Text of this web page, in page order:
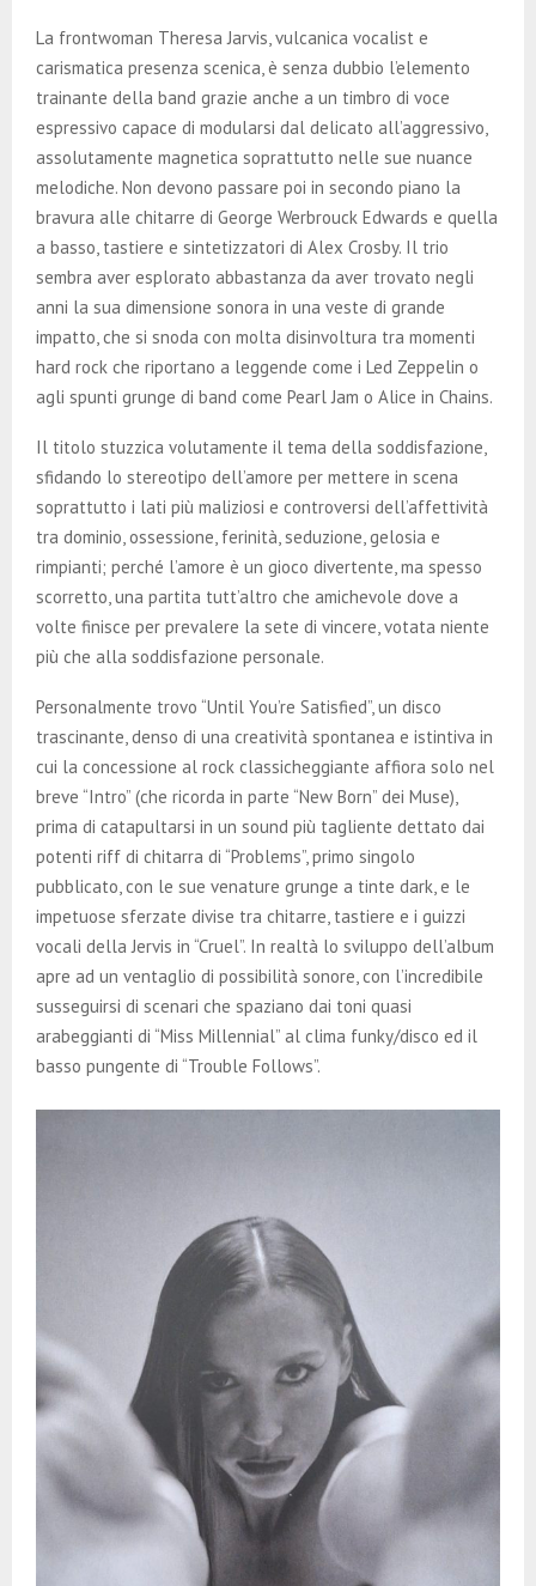
La frontwoman Theresa Jarvis, vulcanica vocalist e
carismatica presenza scenica, è senza dubbio l’elemento
trainante della band grazie anche a un timbro di voce
espressivo capace di modularsi dal delicato all’aggressivo,
assolutamente magnetica soprattutto nelle sue nuance
melodiche. Non devono passare poi in secondo piano la
bravura alle chitarre di George Werbrouck Edwards e quella
a basso, tastiere e sintetizzatori di Alex Crosby. Il trio
sembra aver esplorato abbastanza da aver trovato negli
anni la sua dimensione sonora in una veste di grande
impatto, che si snoda con molta disinvoltura tra momenti
hard rock che riportano a leggende come i Led Zeppelin o
agli spunti grunge di band come Pearl Jam o Alice in Chains.
Il titolo stuzzica volutamente il tema della soddisfazione,
sfidando lo stereotipo dell’amore per mettere in scena
soprattutto i lati più maliziosi e controversi dell’affettività
tra dominio, ossessione, ferinità, seduzione, gelosia e
rimpianti; perché l’amore è un gioco divertente, ma spesso
scorretto, una partita tutt’altro che amichevole dove a
volte finisce per prevalere la sete di vincere, votata niente
più che alla soddisfazione personale.
Personalmente trovo “Until You’re Satisfied”, un disco
trascinante, denso di una creatività spontanea e istintiva in
cui la concessione al rock classicheggiante affiora solo nel
breve “Intro” (che ricorda in parte “New Born” dei Muse),
prima di catapultarsi in un sound più tagliente dettato dai
potenti riff di chitarra di “Problems”, primo singolo
pubblicato, con le sue venature grunge a tinte dark, e le
impetuose sferzate divise tra chitarre, tastiere e i guizzi
vocali della Jervis in “Cruel”. In realtà lo sviluppo dell’album
apre ad un ventaglio di possibilità sonore, con l’incredibile
susseguirsi di scenari che spaziano dai toni quasi
arabeggianti di “Miss Millennial” al clima funky/disco ed il
basso pungente di “Trouble Follows”.